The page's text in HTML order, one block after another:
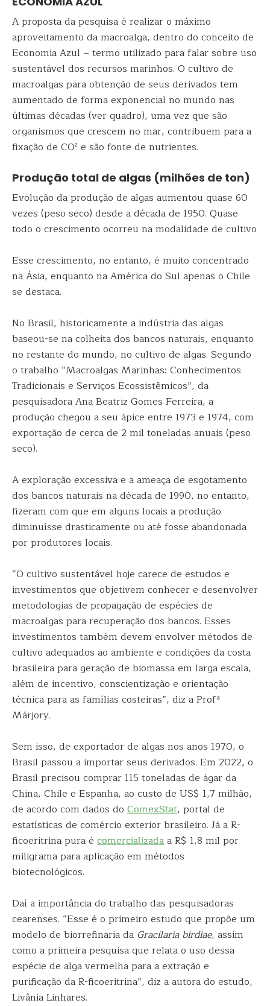
A proposta da pesquisa é realizar o máximo
aproveitamento da macroalga, dentro do conceito de
Economia Azul – termo utilizado para falar sobre uso
sustentável dos recursos marinhos. O cultivo de
macroalgas para obtenção de seus derivados tem
aumentado de forma exponencial no mundo nas
últimas décadas (ver quadro), uma vez que são
organismos que crescem no mar, contribuem para a
fixação de CO² e são fonte de nutrientes.
Produção total de algas (milhões de ton)
Evolução da produção de algas aumentou quase 60
vezes (peso seco) desde a década de 1950. Quase
todo o crescimento ocorreu na modalidade de cultivo
Esse crescimento, no entanto, é muito concentrado
na Ásia, enquanto na América do Sul apenas o Chile
se destaca.
No Brasil, historicamente a indústria das algas
baseou-se na colheita dos bancos naturais, enquanto
no restante do mundo, no cultivo de algas. Segundo
o trabalho “Macroalgas Marinhas: Conhecimentos
Tradicionais e Serviços Ecossistêmicos”, da
pesquisadora Ana Beatriz Gomes Ferreira, a
produção chegou a seu ápice entre 1973 e 1974, com
exportação de cerca de 2 mil toneladas anuais (peso
seco).
A exploração excessiva e a ameaça de esgotamento
dos bancos naturais na década de 1990, no entanto,
fizeram com que em alguns locais a produção
diminuísse drasticamente ou até fosse abandonada
por produtores locais.
“O cultivo sustentável hoje carece de estudos e
investimentos que objetivem conhecer e desenvolver
metodologias de propagação de espécies de
macroalgas para recuperação dos bancos. Esses
investimentos também devem envolver métodos de
cultivo adequados ao ambiente e condições da costa
brasileira para geração de biomassa em larga escala,
além de incentivo, conscientização e orientação
técnica para as famílias costeiras”, diz a Profª
Márjory.
Sem isso, de exportador de algas nos anos 1970, o
Brasil passou a importar seus derivados. Em 2022, o
Brasil precisou comprar 115 toneladas de ágar da
China, Chile e Espanha, ao custo de US$ 1,7 milhão,
de acordo com dados do ComexStat, portal de
estatísticas de comércio exterior brasileiro. Já a R-
ficoeritrina pura é comercializadaa R$ 1,8 mil por
miligrama para aplicação em métodos
biotecnológicos.
Daí a importância do trabalho das pesquisadoras
cearenses. “Esse é o primeiro estudo que propõe um
modelo de biorrefinaria da Gracilaria birdiae, assim
como a primeira pesquisa que relata o uso dessa
espécie de alga vermelha para a extração e
purificação da R-ficoeritrina”, diz a autora do estudo,
Livânia Linhares.